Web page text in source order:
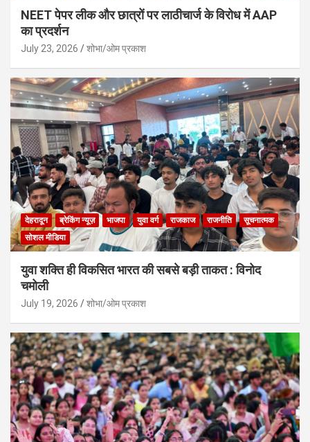
NEET पेपर लीक और छात्रों पर लाठीचार्ज के विरोध में AAP
का प्रदर्शन
July 23, 2026 शोभा/ओम प्रकाश
देहरादून ब्रेकिंग न्यूज़ भाजपा युवा वर्ग राजकाज राजनीति
सूचनात्मक
सोशल मीडिया
युवा शक्ति ही विकसित भारत की सबसे बड़ी ताकत : विनोद
चमोली
July 19, 2026 शोभा/ओम प्रकाश